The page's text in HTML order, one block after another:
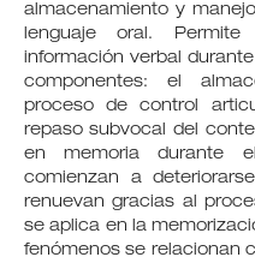
almacenamiento y
lenguaje oral.
información verbal
componentes: el
proceso de control
repaso subvocal del
en memoria durante
comienzan a
renuevan gracias al
se aplica en la
fenómenos se relacionan